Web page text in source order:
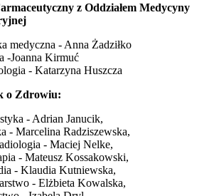
z Oddziałem Medycyny
medyczna - Anna Żadziłko
-Joanna Kirmuć
- Katarzyna Huszcza
o Zdrowiu:
- Adrian Janucik,
- Marcelina Radziszewska,
- Maciej Nelke,
- Mateusz Kossakowski,
- Klaudia Kutniewska,
- Elżbieta Kowalska,